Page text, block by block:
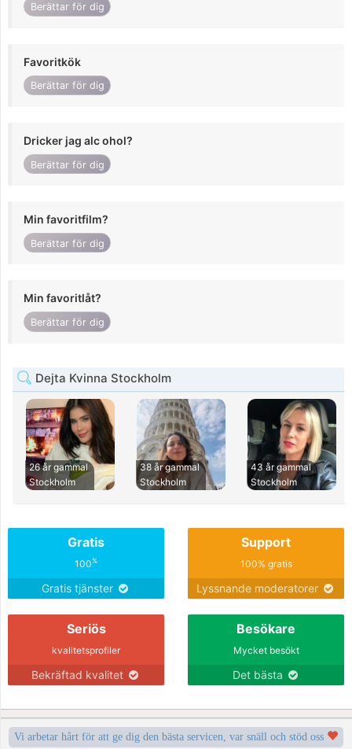
Berättar för dig
Favoritkök
Berättar för dig
Dricker jag alc ohol?
Berättar för dig
Min favoritfilm?
Berättar för dig
Min favoritlåt?
Berättar för dig
Dejta Kvinna Stockholm
26 år gammal
Stockholm
38 år gammal
Stockholm
43 år gammal
Stockholm
Gratis
100%
Gratis tjänster
Support
100% gratis
Lyssnande moderatorer
Seriös
kvalitetsprofiler
Bekräftad kvalitet
Besökare
Mycket besökt
Det bästa
Vi arbetar hårt för att ge dig den bästa servicen, var snäll och stöd oss